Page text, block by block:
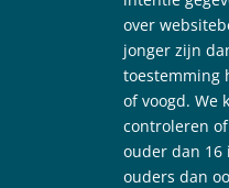
over
jonger zijn
toestemming
of voogd. We
controleren
ouder dan 16
ouders dan